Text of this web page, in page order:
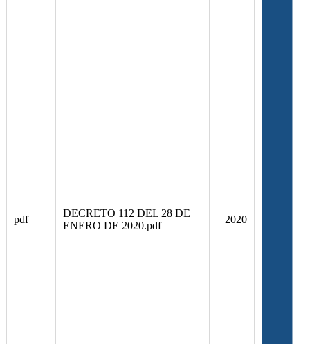
pdf
DECRETO 112 DEL 28 DE
ENERO DE 2020.pdf
2020